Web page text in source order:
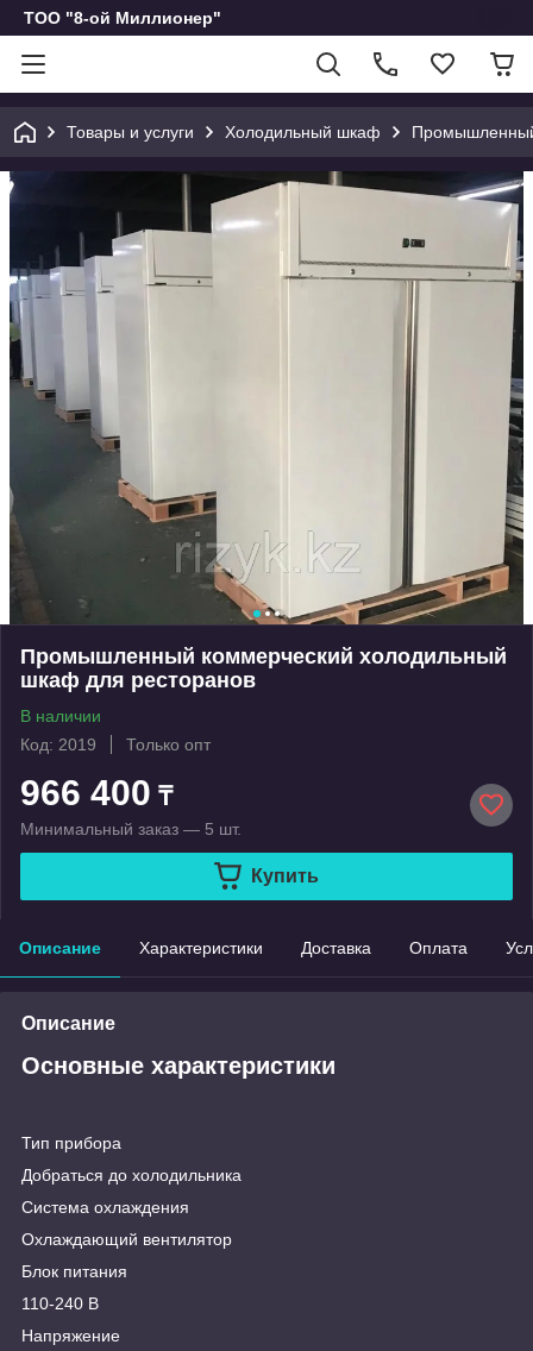
ТОО "8-ой Миллионер"
Товары и услуги Холодильный шкаф
Промышленный коммерческий холодильный
шкаф для ресторанов
В наличии
Код: 2019
Только опт
966 400 ₸
Минимальный заказ — 5 шт.
Купить
Описание Характеристики Доставка Оплата
Описание
Основные характеристики
Тип прибора
Добраться до холодильника
Система охлаждения
Охлаждающий вентилятор
Блок питания
110-240 В
Напряжение